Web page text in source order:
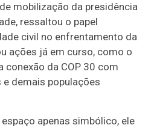
mobilização da presidência
ressaltou o papel
civil no enfrentamento da
ações já em curso, como o
conexão da COP 30 com
demais populações
apenas simbólico, ele